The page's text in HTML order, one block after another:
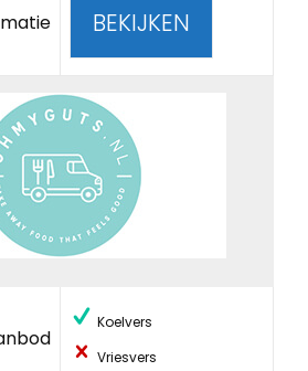
BEKIJKEN
Koelvers
Vriesvers